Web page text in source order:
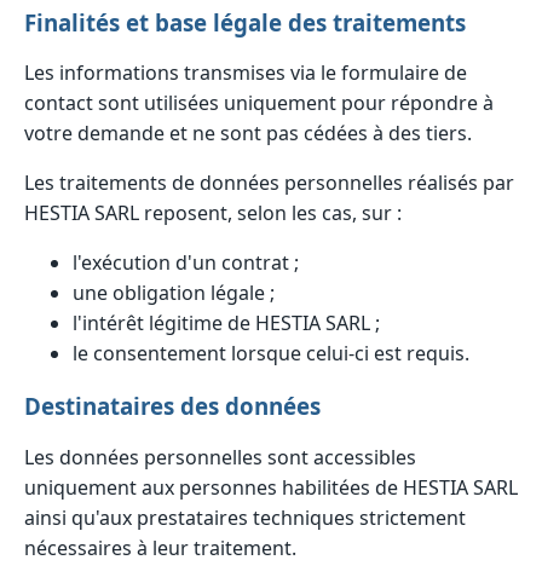
Finalités et base légale des traitements
Les informations transmises via le formulaire de
contact sont utilisées uniquement pour répondre à
votre demande et ne sont pas cédées à des tiers.
Les traitements de données personnelles réalisés par
HESTIA SARL reposent, selon les cas, sur :
l'exécution d'un contrat ;
une obligation légale ;
l'intérêt légitime de HESTIA SARL ;
le consentement lorsque celui-ci est requis.
Destinataires des données
Les données personnelles sont accessibles
uniquement aux personnes habilitées de HESTIA SARL
ainsi qu'aux prestataires techniques strictement
nécessaires à leur traitement.